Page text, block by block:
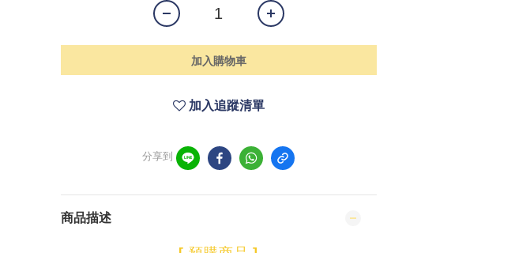
加入購物車
加入追蹤清單
分享到
商品描述